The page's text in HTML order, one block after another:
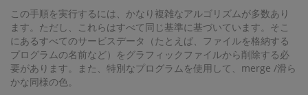
この手順を実行するには、かなり複雑なアルゴリズムが多数あり
ます。ただし、これらはすべて同じ基準に基づいています。そこ
にあるすべてのサービスデータ（たとえば、ファイルを格納する
プログラムの名前など）をグラフィックファイルから削除する必
要があります。また、特別なプログラムを使用して、merge /滑ら
かな同様の色。